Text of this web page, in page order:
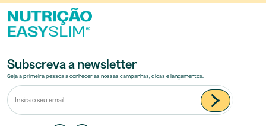
Subscreva a newsletter
Seja a primeira pessoa a conhecer as nossas campanhas, dicas e lançamentos.